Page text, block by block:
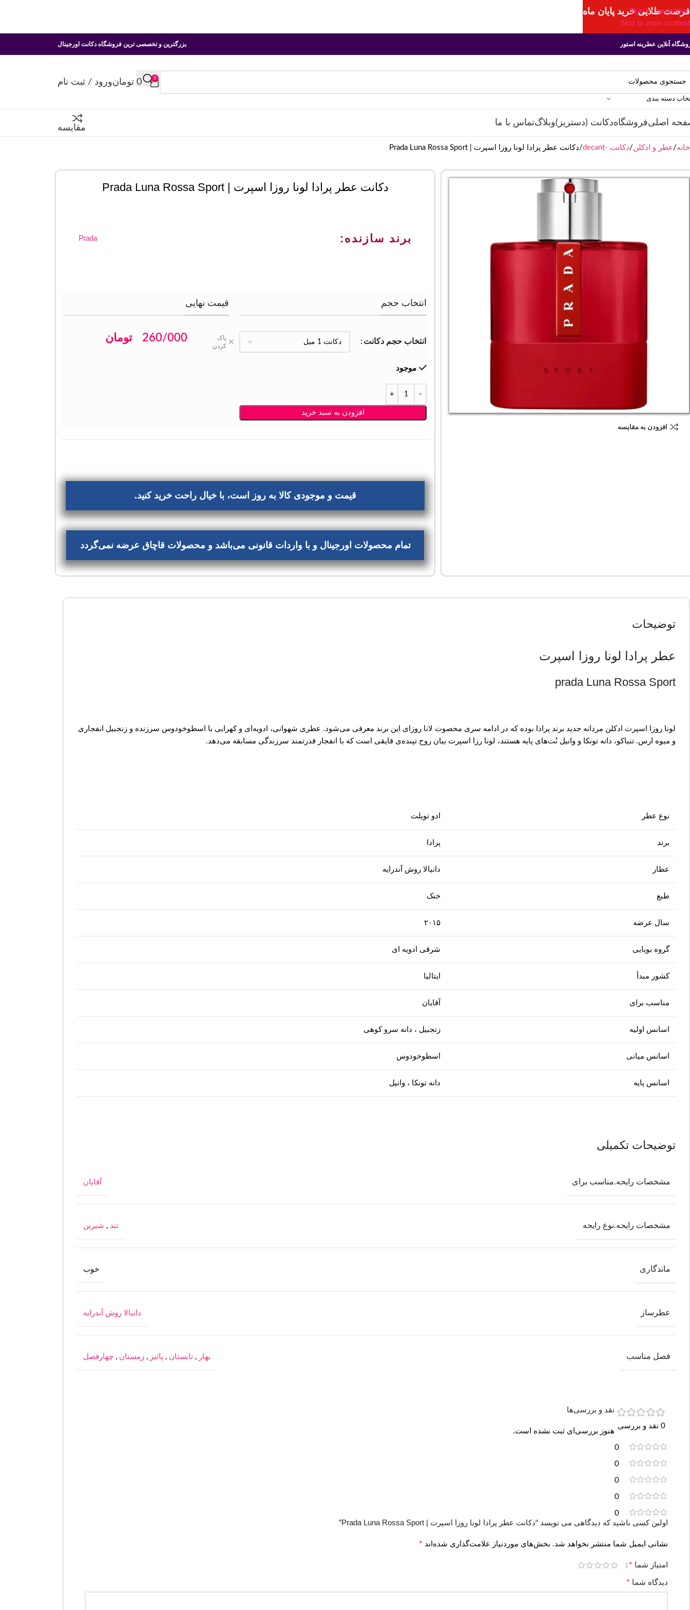
Skip to navigation
Skip to main content
آنلاین عطرینه استور بزرگترین و تخصصی ترین فروشگاه دکانت اورجینال
دسته بندی
0
0 تومانورود / ثبت نام
اصلیفروشگاهدکانت (دستریز)وبلاگتماس با ما
مقایسه
خانه عطر و ادکلن دکانت -decant دکانت عطر پرادا لونا روزا اسپرت | Prada Luna Rossa Sport
افزودن به مقایسه
دکانت عطر پرادا لونا روزا اسپرت | Prada Luna Rossa Sport
برند سازنده: Prada
انتخاب حجم
انتخاب حجم دکانت
پاک
کردن
موجود
افزودن به سبد خرید
قیمت نهایی
260/000 تومان
قیمت و موجودی کالا به روز است، با خیال راحت خرید کنید.
تمام محصولات اورجینال و با واردات قانونی می‌باشد و محصولات قاچاق عرضه نمی‌گردد
توضیحات
عطر پرادا لونا روزا اسپرت
prada Luna Rossa Sport
لونا روزا اسپرت ادکلن مردانه جدید برند پرادا بوده که در ادامه سری محصوت لانا روزای این برند معرفی می‌شود. عطری شهوانی، ادویه‌ای و کهرایی با اسطوخودوس سرزنده و زنجبیل انفجاری
و میوه ارس. تنباکو، دانه تونکا و وانیل نُت‌های پایه هستند، لونا رزا اسپرت بیان روح تپنده‌ی قایقی است که با انفجار قدرتمند سرزندگی مسابقه می‌دهد.
نوع عطر ادو تویلت
برند پرادا
عطار دانیالا روش آندرایه
طبع خنک
سال عرضه ۲۰۱۵
گروه بویایی شرقی ادویه ای
کشور مبدأ ایتالیا
مناسب برای آقایان
اسانس اولیه زنجبیل ، دانه سرو کوهی
اسانس میانی اسطوخودوس
اسانس پایه دانه تونکا ، وانیل
توضیحات تکمیلی
مشخصات رایحه.مناسب برای آقایان
مشخصات رایحه.نوع رایحه تند , شیرین
ماندگاری خوب
عطرساز دانیالا روش آندرایه
فصل مناسب بهار , تابستان , پائیز , زمستان , چهارفصل
0 نقد و بررسی
0
0
0
0
0
نقد و بررسی‌ها
هنوز بررسی‌ای ثبت نشده است.
اولین کسی باشید که دیدگاهی می نویسد “دکانت عطر پرادا لونا روزا اسپرت | Prada Luna Rossa Sport”
نشانی ایمیل شما منتشر نخواهد شد. بخش‌های موردنیاز علامت‌گذاری شده‌اند *
امتیاز شما *
دیدگاه شما *
فرصت طلایی خرید پایان ماه